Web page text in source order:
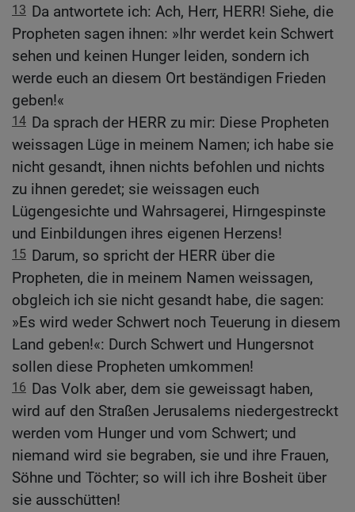
13 Da antwortete ich: Ach, Herr, HERR! Siehe, die
Propheten sagen ihnen: »Ihr werdet kein Schwert
sehen und keinen Hunger leiden, sondern ich
werde euch an diesem Ort beständigen Frieden
geben!«
14 Da sprach der HERR zu mir: Diese Propheten
weissagen Lüge in meinem Namen; ich habe sie
nicht gesandt, ihnen nichts befohlen und nichts
zu ihnen geredet; sie weissagen euch
Lügengesichte und Wahrsagerei, Hirngespinste
und Einbildungen ihres eigenen Herzens!
15 Darum, so spricht der HERR über die
Propheten, die in meinem Namen weissagen,
obgleich ich sie nicht gesandt habe, die sagen:
»Es wird weder Schwert noch Teuerung in diesem
Land geben!«: Durch Schwert und Hungersnot
sollen diese Propheten umkommen!
16 Das Volk aber, dem sie geweissagt haben,
wird auf den Straßen Jerusalems niedergestreckt
werden vom Hunger und vom Schwert; und
niemand wird sie begraben, sie und ihre Frauen,
Söhne und Töchter; so will ich ihre Bosheit über
sie ausschütten!